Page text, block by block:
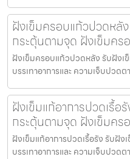
ฝังเข็มครอบแก้วปวดหลั
กระตุ้นตามจุด ฝังเข็มคร
ฝังเข็มครอบแก้วปวดหลัง รับฝังเ
บรรเทาอาการและ ความเจ็บปว
ฝังเข็มแก้อาการปวดเรื้อ
กระตุ้นตามจุด ฝังเข็มคร
ฝังเข็มแก้อาการปวดเรื้อรัง รับฝั
บรรเทาอาการและ ความเจ็บปวด